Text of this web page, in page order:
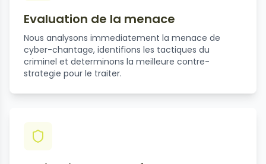
Evaluation de la menace
Nous analysons immediatement la menace de
cyber-chantage, identifions les tactiques du
criminel et determinons la meilleure contre-
strategie pour le traiter.